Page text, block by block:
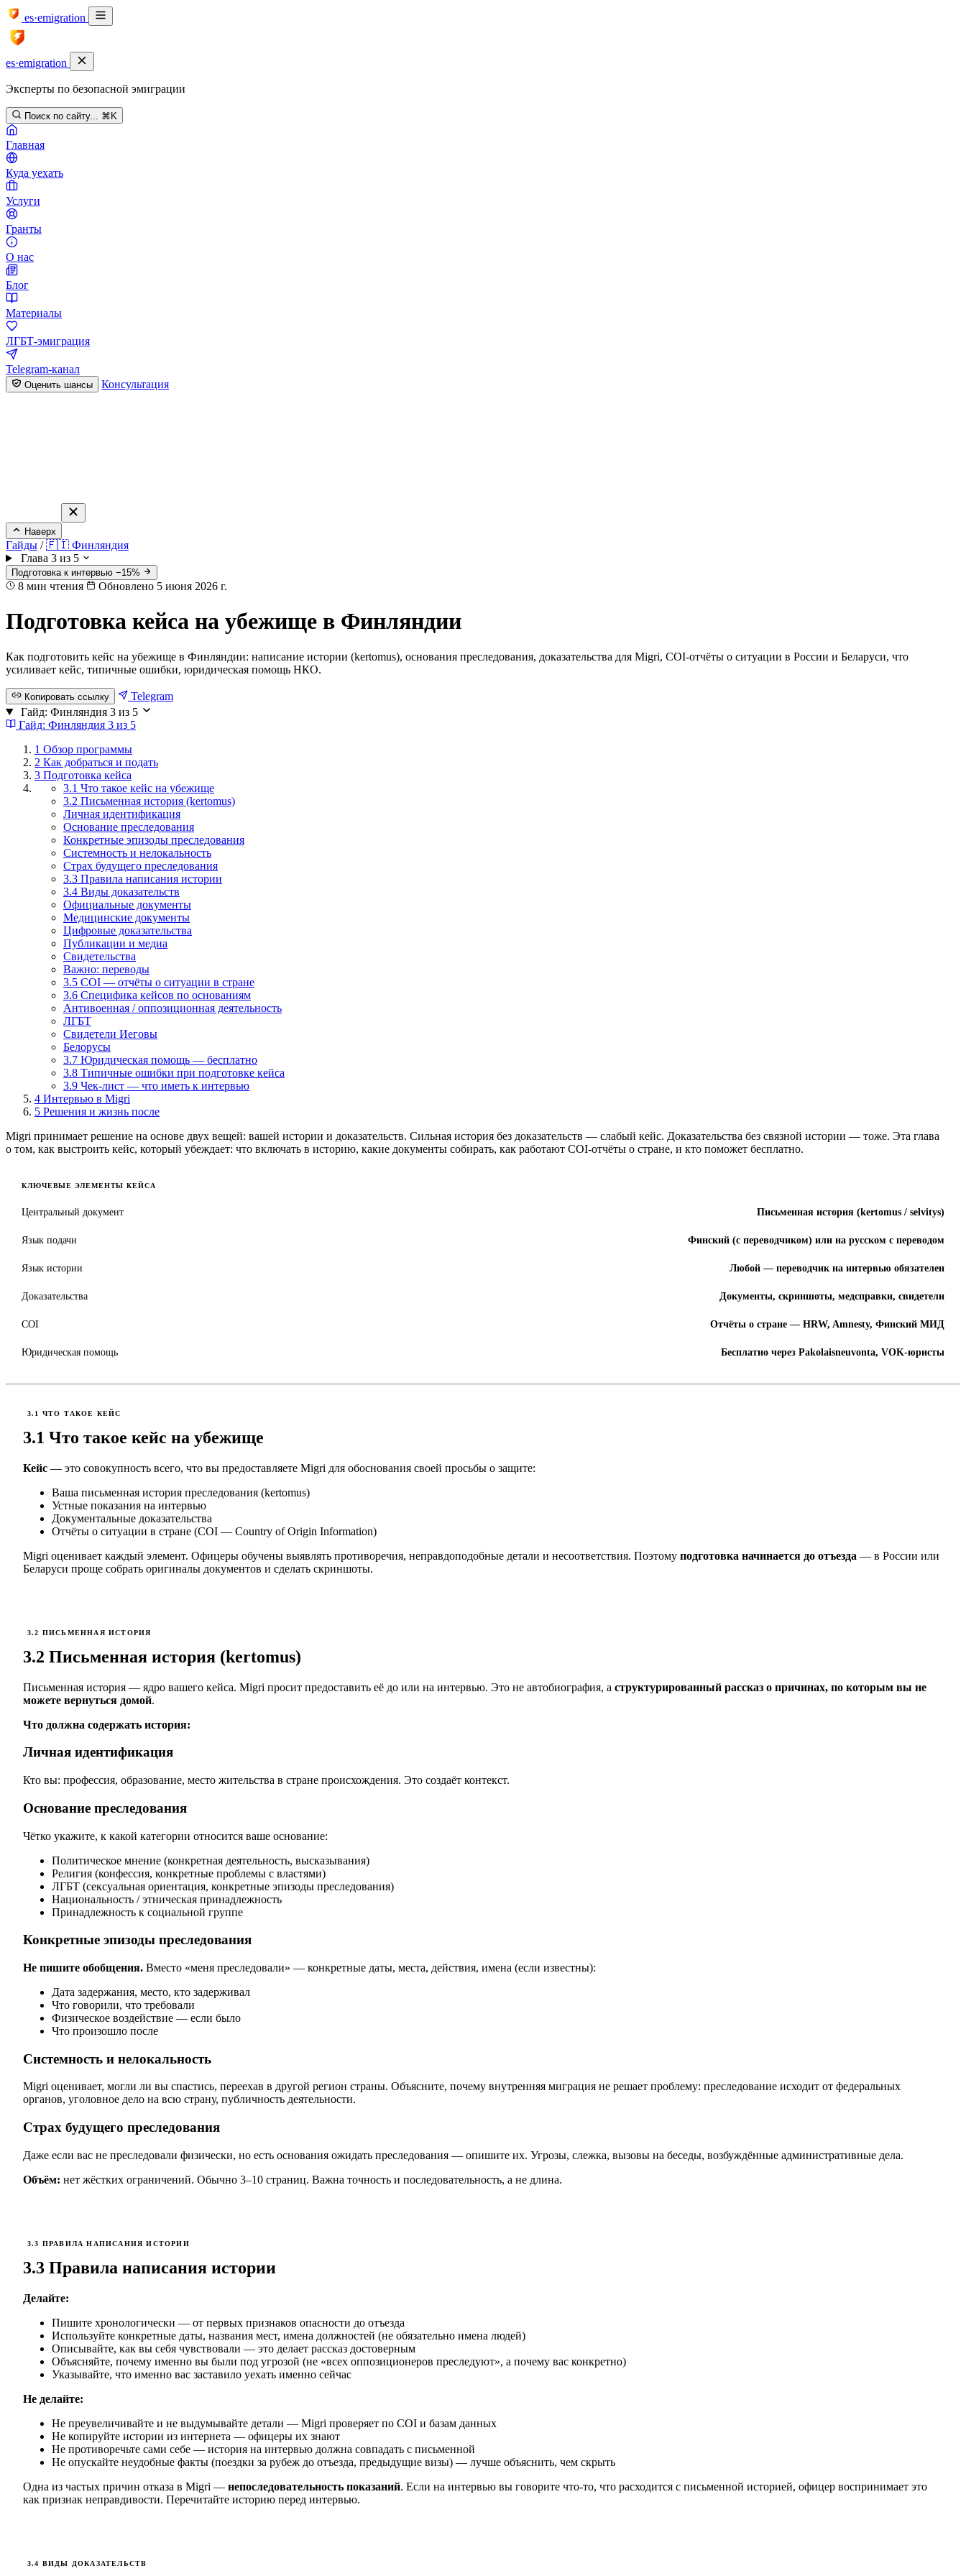
es·emigration
es·emigration
Эксперты по безопасной эмиграции
Поиск по сайту... ⌘K
Главная
Куда уехать
Услуги
Гранты
О нас
Блог
Материалы
ЛГБТ-эмиграция
Telegram-канал
Оценить шансы Консультация
Наверх
Гайды / 🇫🇮 Финляндия
Глава 3 из 5
Подготовка к интервью −15%
8 мин чтения Обновлено 5 июня 2026 г.
Подготовка кейса на убежище в Финляндии
Как подготовить кейс на убежище в Финляндии: написание истории (kertomus), основания преследования, доказательства для Migri, COI-отчёты о ситуации в России и Беларуси, что
усиливает кейс, типичные ошибки, юридическая помощь НКО.
Копировать ссылку
Telegram
Гайд: Финляндия 3 из 5
Гайд: Финляндия 3 из 5
1 Обзор программы
2 Как добраться и подать
3 Подготовка кейса
3.1 Что такое кейс на убежище
3.2 Письменная история (kertomus)
Личная идентификация
Основание преследования
Конкретные эпизоды преследования
Системность и нелокальность
Страх будущего преследования
3.3 Правила написания истории
3.4 Виды доказательств
Официальные документы
Медицинские документы
Цифровые доказательства
Публикации и медиа
Свидетельства
Важно: переводы
3.5 COI — отчёты о ситуации в стране
3.6 Специфика кейсов по основаниям
Антивоенная / оппозиционная деятельность
ЛГБТ
Свидетели Иеговы
Белорусы
3.7 Юридическая помощь — бесплатно
3.8 Типичные ошибки при подготовке кейса
3.9 Чек-лист — что иметь к интервью
4 Интервью в Migri
5 Решения и жизнь после
Migri принимает решение на основе двух вещей: вашей истории и доказательств. Сильная история без доказательств — слабый кейс. Доказательства без связной истории — тоже. Эта глава
о том, как выстроить кейс, который убеждает: что включать в историю, какие документы собирать, как работают COI-отчёты о стране, и кто поможет бесплатно.
КЛЮЧЕВЫЕ ЭЛЕМЕНТЫ КЕЙСА
Центральный документ Письменная история (kertomus / selvitys)
Язык подачи Финский (с переводчиком) или на русском с переводом
Язык истории Любой — переводчик на интервью обязателен
Доказательства Документы, скриншоты, медсправки, свидетели
COI Отчёты о стране — HRW, Amnesty, Финский МИД
Юридическая помощь Бесплатно через Pakolaisneuvonta, VOK-юристы
3.1 ЧТО ТАКОЕ КЕЙС
3.1 Что такое кейс на убежище
Кейс — это совокупность всего, что вы предоставляете Migri для обоснования своей просьбы о защите:
Ваша письменная история преследования (kertomus)
Устные показания на интервью
Документальные доказательства
Отчёты о ситуации в стране (COI — Country of Origin Information)
Migri оценивает каждый элемент. Офицеры обучены выявлять противоречия, неправдоподобные детали и несоответствия. Поэтому подготовка начинается до отъезда — в России или
Беларуси проще собрать оригиналы документов и сделать скриншоты.
3.2 ПИСЬМЕННАЯ ИСТОРИЯ
3.2 Письменная история (kertomus)
Письменная история — ядро вашего кейса. Migri просит предоставить её до или на интервью. Это не автобиография, а структурированный рассказ о причинах, по которым вы не
можете вернуться домой.
Что должна содержать история:
Личная идентификация
Кто вы: профессия, образование, место жительства в стране происхождения. Это создаёт контекст.
Основание преследования
Чётко укажите, к какой категории относится ваше основание:
Политическое мнение (конкретная деятельность, высказывания)
Религия (конфессия, конкретные проблемы с властями)
ЛГБТ (сексуальная ориентация, конкретные эпизоды преследования)
Национальность / этническая принадлежность
Принадлежность к социальной группе
Конкретные эпизоды преследования
Не пишите обобщения. Вместо «меня преследовали» — конкретные даты, места, действия, имена (если известны):
Дата задержания, место, кто задерживал
Что говорили, что требовали
Физическое воздействие — если было
Что произошло после
Системность и нелокальность
Migri оценивает, могли ли вы спастись, переехав в другой регион страны. Объясните, почему внутренняя миграция не решает проблему: преследование исходит от федеральных
органов, уголовное дело на всю страну, публичность деятельности.
Страх будущего преследования
Даже если вас не преследовали физически, но есть основания ожидать преследования — опишите их. Угрозы, слежка, вызовы на беседы, возбуждённые административные дела.
Объём: нет жёстких ограничений. Обычно 3–10 страниц. Важна точность и последовательность, а не длина.
3.3 ПРАВИЛА НАПИСАНИЯ ИСТОРИИ
3.3 Правила написания истории
Делайте:
Пишите хронологически — от первых признаков опасности до отъезда
Используйте конкретные даты, названия мест, имена должностей (не обязательно имена людей)
Описывайте, как вы себя чувствовали — это делает рассказ достоверным
Объясняйте, почему именно вы были под угрозой (не «всех оппозиционеров преследуют», а почему вас конкретно)
Указывайте, что именно вас заставило уехать именно сейчас
Не делайте:
Не преувеличивайте и не выдумывайте детали — Migri проверяет по COI и базам данных
Не копируйте истории из интернета — офицеры их знают
Не противоречьте сами себе — история на интервью должна совпадать с письменной
Не опускайте неудобные факты (поездки за рубеж до отъезда, предыдущие визы) — лучше объяснить, чем скрыть
Одна из частых причин отказа в Migri — непоследовательность показаний. Если на интервью вы говорите что-то, что расходится с письменной историей, офицер воспринимает это
как признак неправдивости. Перечитайте историю перед интервью.
3.4 ВИДЫ ДОКАЗАТЕЛЬСТВ